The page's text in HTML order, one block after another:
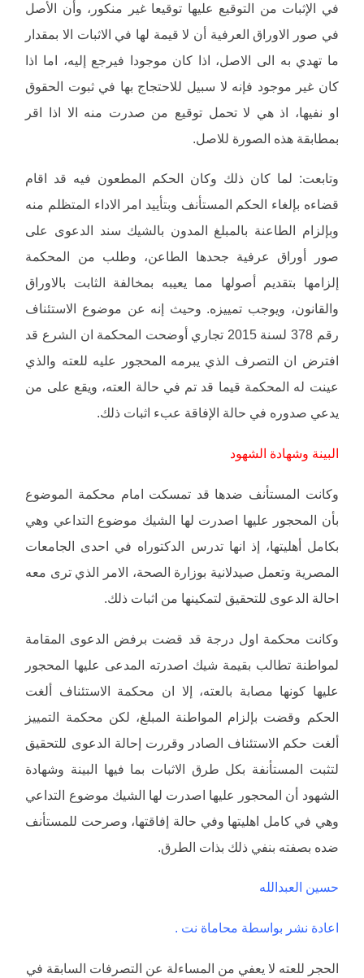
في الإثبات من التوقيع عليها توقيعا غير منكور، وأن الأصل
في صور الاوراق العرفية أن لا قيمة لها في الاثبات الا بمقدار
ما تهدي به الى الاصل، اذا كان موجودا فيرجع إليه، اما اذا
كان غير موجود فإنه لا سبيل للاحتجاج بها في ثبوت الحقوق
او نفيها، اذ هي لا تحمل توقيع من صدرت منه الا اذا اقر
بمطابقة هذه الصورة للاصل.
وتابعت: لما كان ذلك وكان الحكم المطعون فيه قد اقام
قضاءه بإلغاء الحكم المستأنف وبتأييد امر الاداء المتظلم منه
وبإلزام الطاعنة بالمبلغ المدون بالشيك سند الدعوى على
صور أوراق عرفية جحدها الطاعن، وطلب من المحكمة
إلزامها بتقديم أصولها مما يعيبه بمخالفة الثابت بالاوراق
والقانون، ويوجب تمييزه. وحيث إنه عن موضوع الاستئناف
رقم 378 لسنة 2015 تجاري أوضحت المحكمة ان الشرع قد
افترض ان التصرف الذي يبرمه المحجور عليه للعته والذي
عينت له المحكمة قيما قد تم في حالة العته، ويقع على من
يدعي صدوره في حالة الإفاقة عبء اثبات ذلك.
البينة وشهادة الشهود
وكانت المستأنف ضدها قد تمسكت امام محكمة الموضوع
بأن المحجور عليها اصدرت لها الشيك موضوع التداعي وهي
بكامل أهليتها، إذ انها تدرس الدكتوراه في احدى الجامعات
المصرية وتعمل صيدلانية بوزارة الصحة، الامر الذي ترى معه
احالة الدعوى للتحقيق لتمكينها من اثبات ذلك.
وكانت محكمة اول درجة قد قضت برفض الدعوى المقامة
لمواطنة تطالب بقيمة شيك اصدرته المدعى عليها المحجور
عليها كونها مصابة بالعته، إلا ان محكمة الاستئناف ألغت
الحكم وقضت بإلزام المواطنة المبلغ، لكن محكمة التمييز
ألغت حكم الاستئناف الصادر وقررت إحالة الدعوى للتحقيق
لتثبت المستأنفة بكل طرق الاثبات بما فيها البينة وشهادة
الشهود أن المحجور عليها اصدرت لها الشيك موضوع التداعي
وهي في كامل اهليتها وفي حالة إفاقتها، وصرحت للمستأنف
ضده بصفته بنفي ذلك بذات الطرق.
حسين العبدالله
اعادة نشر بواسطة محاماة نت .
الحجر للعته لا يعفي من المساءلة عن التصرفات السابقة في